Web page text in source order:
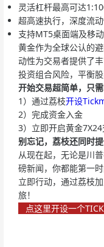
灵活杠杆最高可达
超高速执行，深度流
支持MT5桌面端及移
黄金作为全球公认的
动性为交易者提供了
投资组合风险，平衡
开始交易超简单，只需
1）通过荔枝开设
2）完成资金入金
3）立即开启黄金7X24
别忘记，荔枝还同时
从现在起，无论是川
磅新闻，你都能第一时
立即行动，通过荔枝
旅！
点这里开设一个